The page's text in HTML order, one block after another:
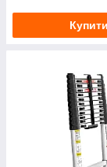
Купити